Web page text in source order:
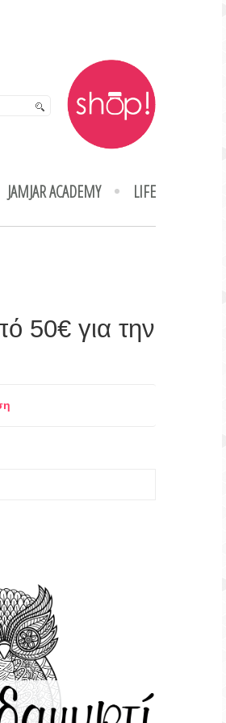
JAMJAR ACADEMY LIFE
50€ για την